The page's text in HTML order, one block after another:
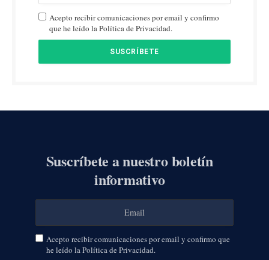
Acepto recibir comunicaciones por email y confirmo
que he leído la Política de Privacidad.
Suscríbete a nuestro boletín
informativo
Acepto recibir comunicaciones por email y confirmo que
he leído la Política de Privacidad.